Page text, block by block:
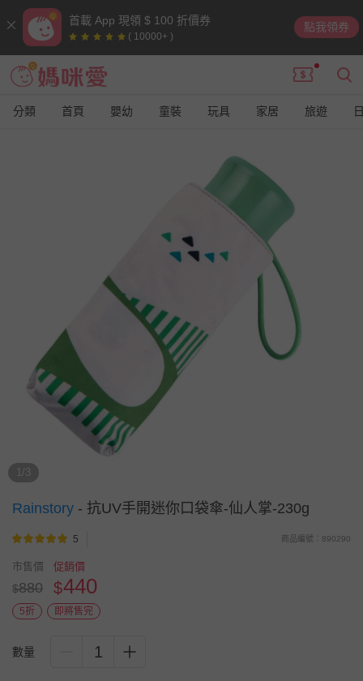
首載 App 現領 $ 100 折價券
( 10000+ )
點我領券
分類 首頁 嬰幼 童裝 玩具 家居 旅遊
1/3
Rainstory - 抗UV手開迷你口袋傘-仙人掌-230g
5 商品編號：890290
市售價
$880
促銷價
$440
5折 即將售完
數量 1